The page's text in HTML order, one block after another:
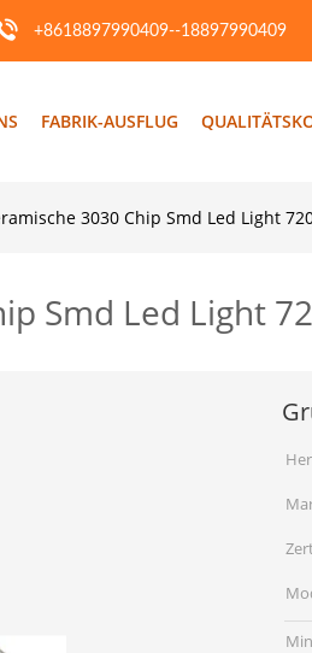
+8618897990409--18897990409
FABRIK-AUSFLUG
3030 Chip Smd Led Light
Smd Led Light